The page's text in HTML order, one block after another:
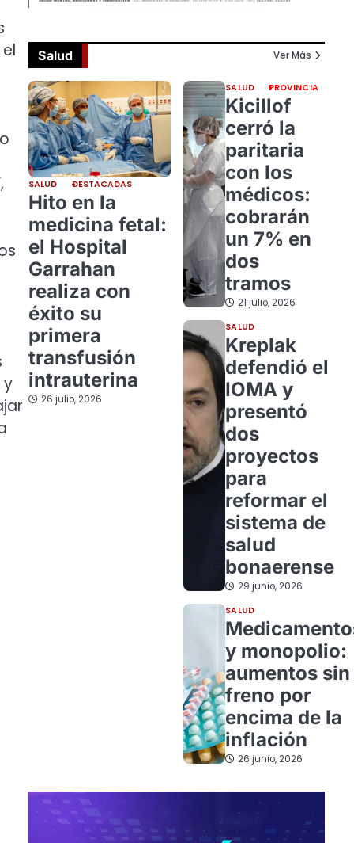
y
Salud Ver Más
SALUD DESTACADAS
Hito en la
medicina fetal:
el Hospital
Garrahan
realiza con
éxito su
primera
transfusión
intrauterina
26 julio, 2026
SALUD PROVINCIA
Kicillof
cerró la
paritaria
con los
médicos:
cobrarán
un 7% en
dos
tramos
21 julio, 2026
SALUD
Kreplak
defendió el
IOMA y
presentó
dos
proyectos
para
reformar el
sistema de
salud
bonaerense
29 junio, 2026
SALUD
y monopolio:
aumentos sin
freno por
encima de la
inflación
26 junio, 2026